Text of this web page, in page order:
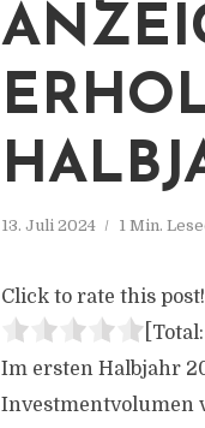
13. Juli 2024 1 Min.
Click to rate this post!
[Total:
Im ersten Halbjahr
Investmentvolumen